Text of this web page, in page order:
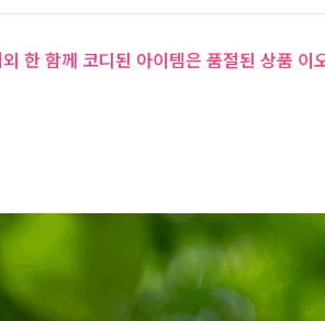
한 함께 코디된 아이템은 품절된 상품 이